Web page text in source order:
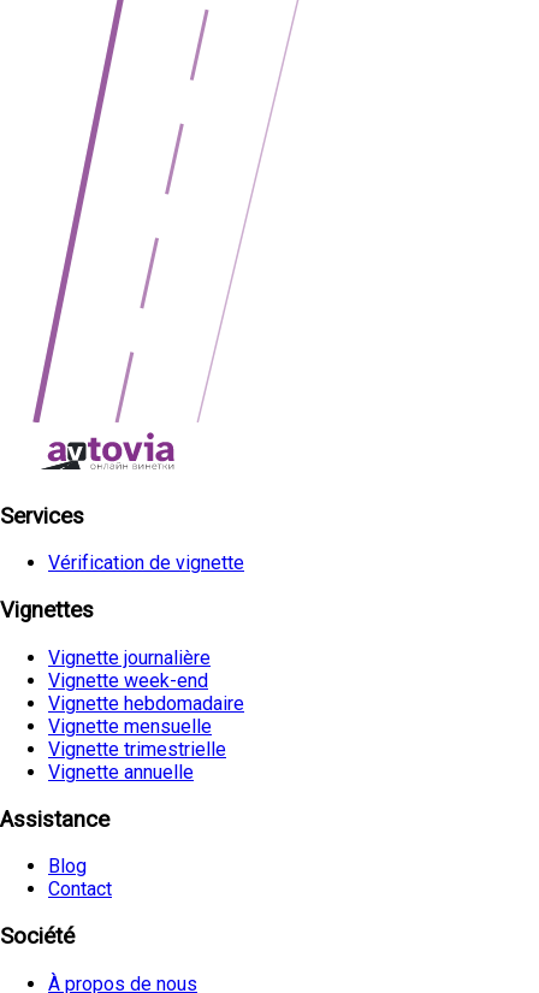
Services
Vérification de vignette
Vignettes
Vignette journalière
Vignette week-end
Vignette hebdomadaire
Vignette mensuelle
Vignette trimestrielle
Vignette annuelle
Assistance
Blog
Contact
Société
À propos de nous